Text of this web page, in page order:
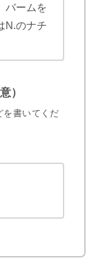
バームを
N.のナチ
）
書いてくだ